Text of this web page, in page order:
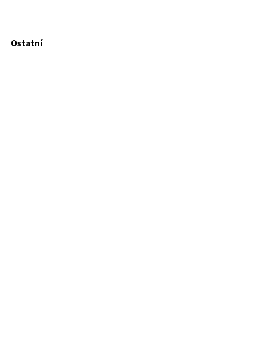
Ostatní